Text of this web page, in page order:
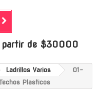
partir de $30000
Ladrillos Varios
01-
Plasticos